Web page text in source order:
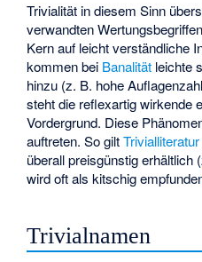
Trivialität in diesem Sinn
verwandten
Kern auf leicht verständliche
kommen bei Banalität leichte
hinzu (z. B. hohe
steht die reflexartig wirkende
Vordergrund. Diese
auftreten. So giltTrivialliteratur
überall preisgünstig erhältlich
wird oft als kitschig
Trivialnamen